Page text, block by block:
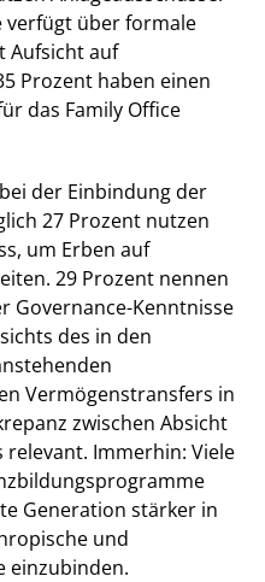
verfügt über formale
Aufsicht auf
Prozent haben einen
das Family Office
der Einbindung der
27 Prozent nutzen
um Erben auf
29 Prozent nennen
Governance-Kenntnisse
des in den
Vermögenstransfers in
zwischen Absicht
Immerhin: Viele
Generation stärker in
und
einzubinden.